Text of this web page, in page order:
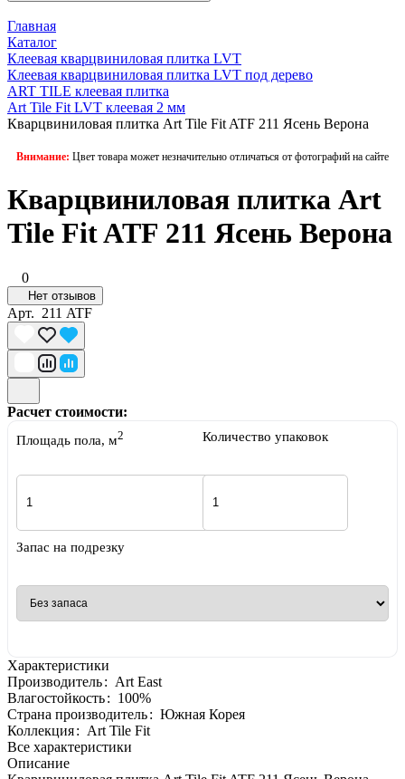
Главная
Каталог
Клеевая кварцвиниловая плитка LVT
Клеевая кварцвиниловая плитка LVT под дерево
ART TILE клеевая плитка
Art Tile Fit LVT клеевая 2 мм
Кварцвиниловая плитка Art Tile Fit ATF 211 Ясень Верона
Внимание: Цвет товара может незначительно отличаться от фотографий на сайте
Кварцвиниловая плитка Art
Tile Fit ATF 211 Ясень Верона
0
Нет отзывов
Арт. 211 ATF
Расчет стоимости:
Площадь пола, м2 Количество упаковок
Запас на подрезку
Характеристики
Производитель: Art East
Влагостойкость: 100%
Страна производитель: Южная Корея
Коллекция: Art Tile Fit
Все характеристики
Описание